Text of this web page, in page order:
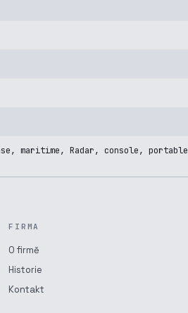
maritime, Radar, console,
FIRMA
O firmě
Historie
Kontakt